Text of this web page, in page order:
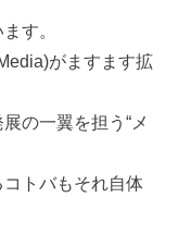
す。
がますます拡
の一翼を担う“メ
トバもそれ自体